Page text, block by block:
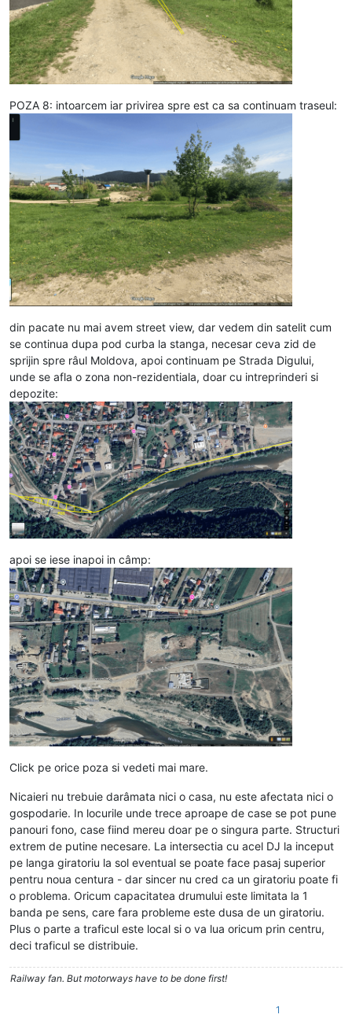
POZA 8: intoarcem iar privirea spre est ca sa continuam traseul:
din pacate nu mai avem street view, dar vedem din satelit cum
se continua dupa pod curba la stanga, necesar ceva zid de
sprijin spre râul Moldova, apoi continuam pe Strada Digului,
unde se afla o zona non-rezidentiala, doar cu intreprinderi si
depozite:
apoi se iese inapoi in câmp:
Click pe orice poza si vedeti mai mare.
Nicaieri nu trebuie darâmata nici o casa, nu este afectata nici o
gospodarie. In locurile unde trece aproape de case se pot pune
panouri fono, case fiind mereu doar pe o singura parte. Structuri
extrem de putine necesare. La intersectia cu acel DJ la inceput
pe langa giratoriu la sol eventual se poate face pasaj superior
pentru noua centura - dar sincer nu cred ca un giratoriu poate fi
o problema. Oricum capacitatea drumului este limitata la 1
banda pe sens, care fara probleme este dusa de un giratoriu.
Plus o parte a traficul este local si o va lua oricum prin centru,
deci traficul se distribuie.
Railway fan. But motorways have to be done first!
1